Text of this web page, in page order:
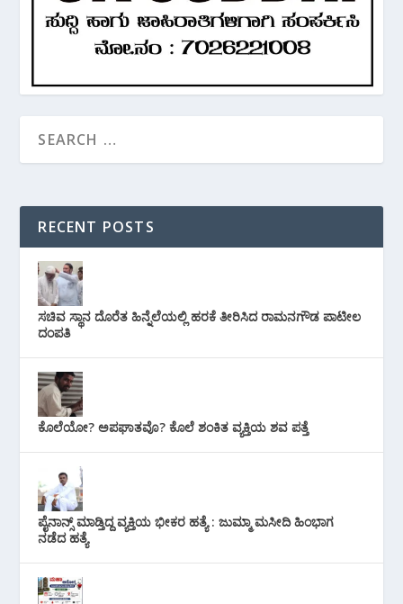
RECENT POSTS
ಸಚಿವ ಸ್ಥಾನ ದೊರೆತ ಹಿನ್ನೆಲೆಯಲ್ಲಿ ಹರಕೆ ತೀರಿಸಿದ ರಾಮನಗೌಡ ಪಾಟೀಲ
ದಂಪತಿ
ಕೊಲೆಯೋ? ಅಪಘಾತವೊ? ಕೊಲೆ ಶಂಕಿತ ವ್ಯಕ್ತಿಯ ಶವ ಪತ್ತೆ
ಪೈನಾನ್ಸ್ ಮಾಡ್ತಿದ್ದ ವ್ಯಕ್ತಿಯ ಭೀಕರ‌ ಹತ್ಯೆ : ಜುಮ್ಮಾ ಮಸೀದಿ ಹಿಂಭಾಗ
ನಡೆದ ಹತ್ಯೆ